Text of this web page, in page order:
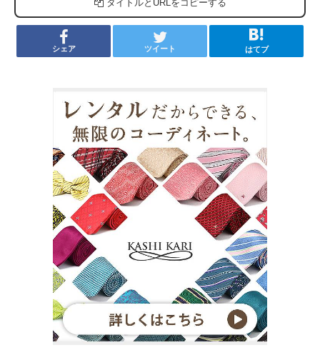
タイトルとURLをコピーする
シェア ツイート はてブ